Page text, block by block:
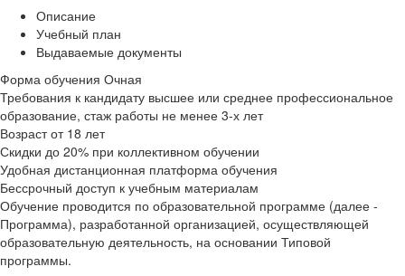
Описание
Учебный план
Выдаваемые документы
Форма обучения Очная
Требования к кандидату высшее или среднее профессиональное
образование, стаж работы не менее 3-х лет
Возрастот 18 лет
Скидки до 20% при коллективном обучении
Удобная дистанционная платформа обучения
Бессрочный доступ к учебным материалам
Обучение проводится по образовательной программе (далее -
Программа), разработанной организацией, осуществляющей
образовательную деятельность, на основании Типовой
программы.